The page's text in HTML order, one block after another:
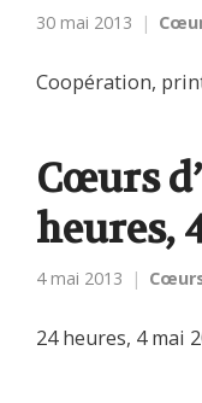
30 mai 2013
Coopération,
Cœurs
heures,
4 mai 2013
24 heures, 4 mai